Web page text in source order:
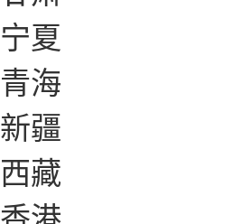
宁夏
青海
新疆
西藏